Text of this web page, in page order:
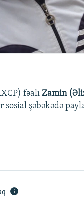
fəalı Zamin
sosial şəbəkədə